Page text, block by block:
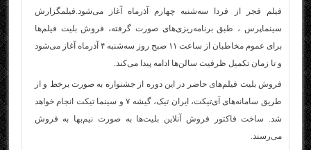
فیلم فجر از فردا سه‌شنبه چهارم آذرماه آغاز می‌شود.فیلمگزارش
سینماپرس ، طبق برنامه‌ریزی‌های صورت گرفته، فروش بلیت فیلم‌ها
برای عموم مخاطبان از ساعت ۱۱ صبح روز سه‌شنبه ۴ آذرماه آغاز می‌شود
و تا زمان تکمیل ظرفیت سالن‌ها ادامه پیدا می‌کند.
فروش بلیت فیلم‌های حاضر در این دوره از جشنواره به صورت برخط و از
طریق سامانه‌های آی‌تیکت، ایران تیک، گیشه ۷ و سینما تیکت انجام خواهد
شد. ساخت فاکتور فروش آنلاین بلیت‌ها به صورت نیم‌بها به فروش
می‌رسند.